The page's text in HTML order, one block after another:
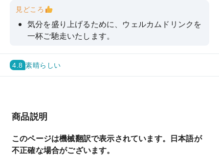
見どころ
気分を盛り上げるために、ウェルカムドリンクを
一杯ご馳走いたします。
ブダペスト中心部から出発し、川へのアクセスも
容易です。
車内のQRコードをスキャンすると、6ヶ国語の音
での滞在を最大限に満喫しましょう。
昼夜を問わず、ブダペストの壮大なパノラマを体
験してください。
4.8 素晴らしい
商品説明
このページは機械翻訳で表示されています。日本語が
不正確な場合がございます。